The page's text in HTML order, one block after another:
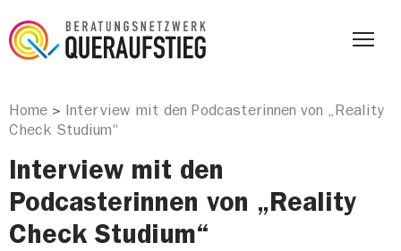
Home > Interview mit den Podcasterinnen von „Reality
Check Studium“
Interview mit den
Podcasterinnen von „Reality
Check Studium“